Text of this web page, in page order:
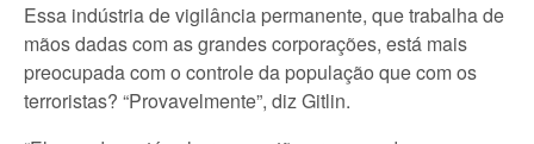
Essa indústria de vigilância permanente, que trabalha de
mãos dadas com as grandes corporações, está mais
preocupada com o controle da população que com os
terroristas? “Provavelmente”, diz Gitlin.